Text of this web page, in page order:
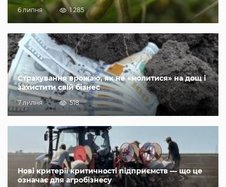
6 липня 1 285
Страхування врожаю, як не «молитися» на дощ і
захистити свій бізнес
7 липня 518
Нові критерії критичності підприємств — що це
означає для агробізнесу